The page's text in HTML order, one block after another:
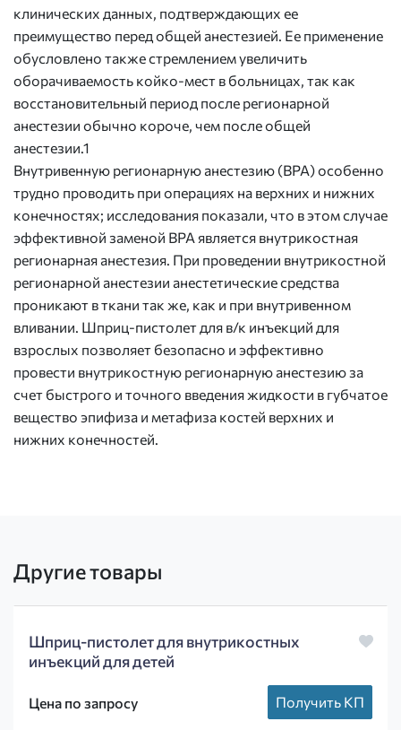
клинических данных, подтверждающих ее
преимущество перед общей анестезией. Ее применение
обусловлено также стремлением увеличить
оборачиваемость койко-мест в больницах, так как
восстановительный период после регионарной
анестезии обычно короче, чем после общей
анестезии.1
Внутривенную регионарную анестезию (ВРА) особенно
трудно проводить при операциях на верхних и нижних
конечностях; исследования показали, что в этом случае
эффективной заменой ВРА является внутрикостная
регионарная анестезия. При проведении внутрикостной
регионарной анестезии анестетические средства
проникают в ткани так же, как и при внутривенном
вливании. Шприц-пистолет для в/к инъекций для
взрослых позволяет безопасно и эффективно
провести внутрикостную регионарную анестезию за
счет быстрого и точного введения жидкости в губчатое
вещество эпифиза и метафиза костей верхних и
нижних конечностей.
Другие товары
Шприц-пистолет для внутрикостных
инъекций для детей
Цена по запросу Получить КП